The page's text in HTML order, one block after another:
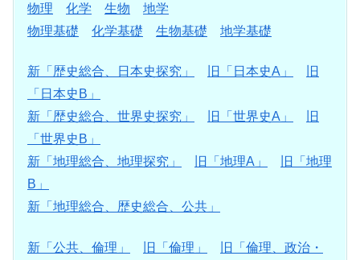
物理 化学 生物
地学
物理基礎
化学基礎 生物基礎 地学基礎
新「歴史総合、日本史探究」 旧「日本史A」
旧
「日本史B」
新「歴史総合、世界史探究」
旧「世界史A」
旧
「世界史B」
新「地理総合、地理探究」
旧「地理A」
旧「地理
B」
新「地理総合、歴史総合、公共」
新「公共、倫理」 旧「倫理」
旧「倫理、政治・